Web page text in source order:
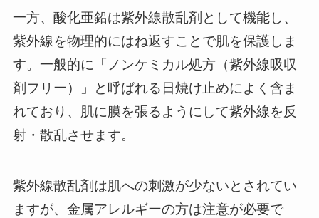
​一方、酸化亜鉛は紫外線散乱剤として機能し、
紫外線を物理的にはね返すことで肌を保護しま
す。一般的に「ノンケミカル処方（紫外線吸収
剤フリー）」と呼ばれる日焼け止めによく含ま
れており、肌に膜を張るようにして紫外線を反
射・散乱させます。
紫外線散乱剤は肌への刺激が少ないとされてい
ますが、金属アレルギーの方は注意が必要で